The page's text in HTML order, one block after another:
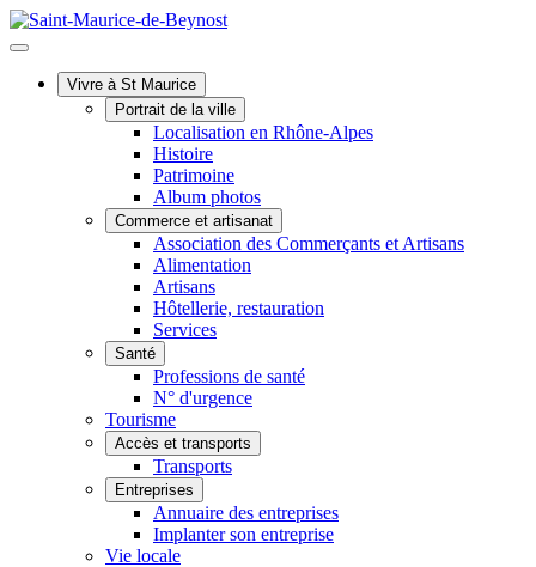
Vivre à St Maurice
Portrait de la ville
Localisation en Rhône-Alpes
Histoire
Patrimoine
Album photos
Commerce et artisanat
Association des Commerçants et Artisans
Alimentation
Artisans
Hôtellerie, restauration
Services
Santé
Professions de santé
N° d'urgence
Tourisme
Accès et transports
Transports
Entreprises
Annuaire des entreprises
Implanter son entreprise
Vie locale